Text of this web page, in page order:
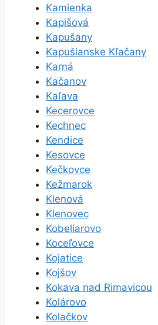
Kamienka
Kapišová
Kapušany
Kapušianske Kľačany
Karná
Kačanov
Kaľava
Kecerovce
Kechnec
Kendice
Kesovce
Kečkovce
Kežmarok
Klenová
Klenovec
Kobeliarovo
Koceľovce
Kojatice
Kojšov
Kokava nad Rimavicou
Kolárovo
Kolačkov